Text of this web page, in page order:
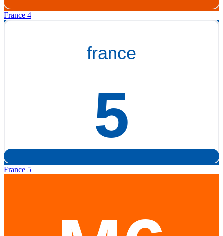
France 4
France 5